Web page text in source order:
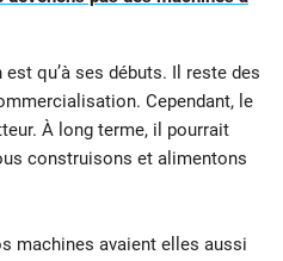
qu’à ses débuts. Il reste des
Cependant, le
À long terme, il pourrait
construisons et alimentons
machines avaient elles aussi